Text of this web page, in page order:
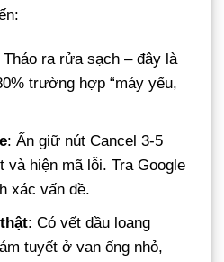
Tháo ra rửa sạch – đây là
trường hợp “máy yếu,
: Ấn giữ nút Cancel 3-5
và hiện mã lỗi. Tra Google
xác vấn đề.
: Có vết dầu loang
tuyết ở van ống nhỏ,